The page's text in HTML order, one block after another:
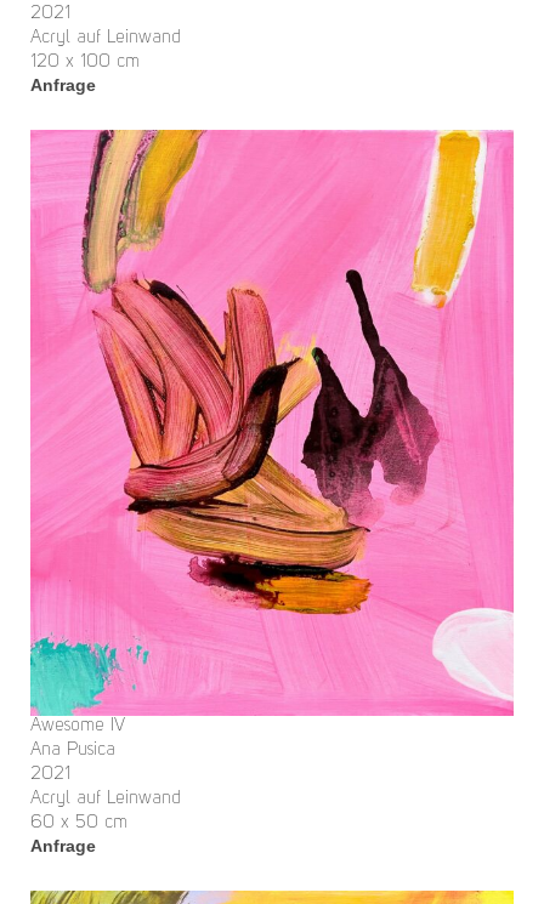
2021
Acryl auf Leinwand
120 x 100 cm
Anfrage
Awesome IV
Ana Pusica
2021
Acryl auf Leinwand
60 x 50 cm
Anfrage